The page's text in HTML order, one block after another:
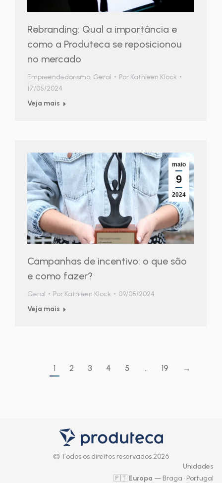
Rebranding: Qual a importância e
como a Produteca se reposicionou
no mercado
Empreendedorismo, Geral Por Kathleen Klock
17/05/2024
Veja mais
maio
9
2024
Campanhas de incentivo: o que são
e como fazer?
Geral Por Kathleen Klock
09/05/2024
Veja mais
1 2 3 4 5 … 19 →
© Todos os direitos reservados 2026
Unidades
🇵🇹 Europa — Braga · Portugal